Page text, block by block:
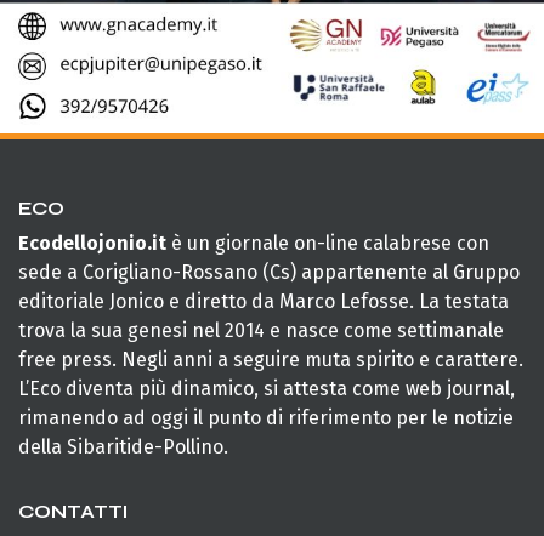
ECO
Ecodellojonio.it è un giornale on-line calabrese con
sede a Corigliano-Rossano (Cs) appartenente al Gruppo
editoriale Jonico e diretto da Marco Lefosse. La testata
trova la sua genesi nel 2014 e nasce come settimanale
free press. Negli anni a seguire muta spirito e carattere.
L’Eco diventa più dinamico, si attesta come web journal,
rimanendo ad oggi il punto di riferimento per le notizie
della Sibaritide-Pollino.
CONTATTI